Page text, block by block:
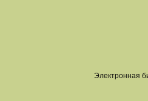
Электронная